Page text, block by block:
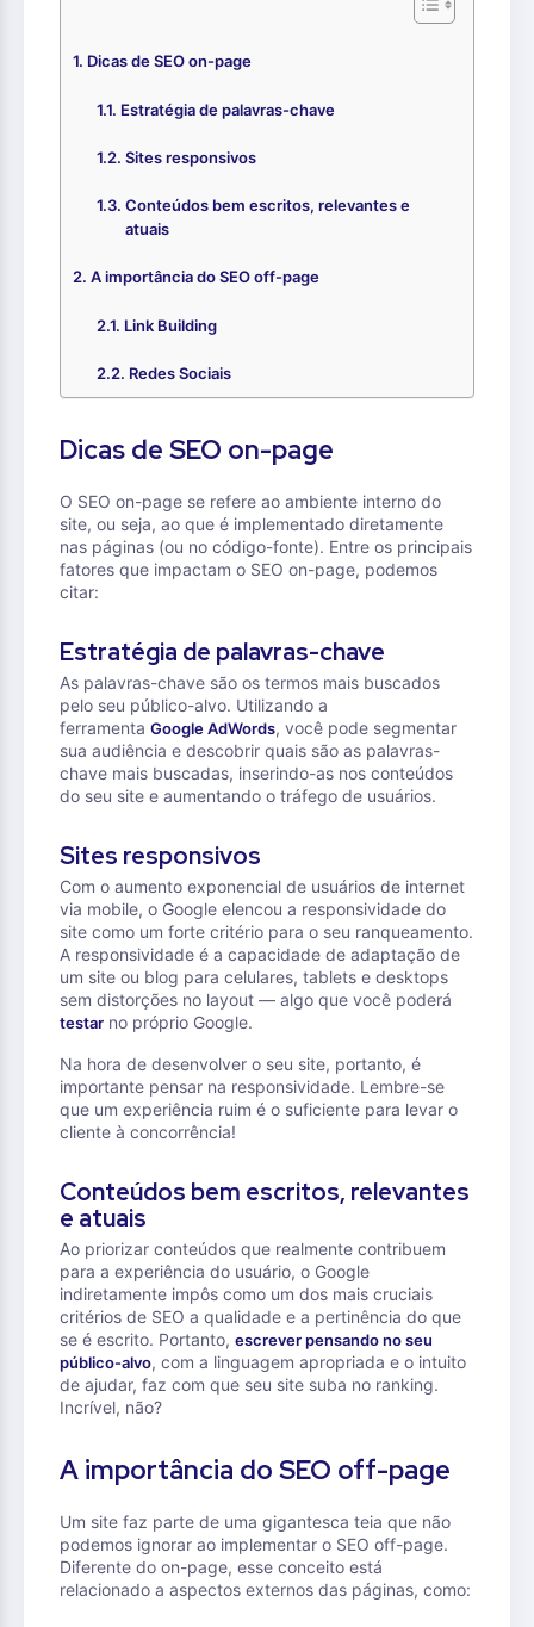
Dicas de SEO on-page
Estratégia de palavras-chave
Sites responsivos
Conteúdos bem escritos, relevantes e
atuais
A importância do SEO off-page
Link Building
Redes Sociais
Dicas de SEO on-page
O SEO on-page se refere ao ambiente interno do
site, ou seja, ao que é implementado diretamente
nas páginas (ou no código-fonte). Entre os principais
fatores que impactam o SEO on-page, podemos
citar:
Estratégia de palavras-chave
As palavras-chave são os termos mais buscados
pelo seu público-alvo. Utilizando a
ferramenta Google AdWords, você pode segmentar
sua audiência e descobrir quais são as palavras-
chave mais buscadas, inserindo-as nos conteúdos
do seu site e aumentando o tráfego de usuários.
Sites responsivos
Com o aumento exponencial de usuários de internet
via mobile, o Google elencou a responsividade do
site como um forte critério para o seu ranqueamento.
A responsividade é a capacidade de adaptação de
um site ou blog para celulares, tablets e desktops
sem distorções no layout — algo que você poderá
testar no próprio Google.
Na hora de desenvolver o seu site, portanto, é
importante pensar na responsividade. Lembre-se
que um experiência ruim é o suficiente para levar o
cliente à concorrência!
Conteúdos bem escritos, relevantes
e atuais
Ao priorizar conteúdos que realmente contribuem
para a experiência do usuário, o Google
indiretamente impôs como um dos mais cruciais
critérios de SEO a qualidade e a pertinência do que
se é escrito. Portanto, escrever pensando no seu
público-alvo, com a linguagem apropriada e o intuito
de ajudar, faz com que seu site suba no ranking.
Incrível, não?
A importância do SEO off-page
Um site faz parte de uma gigantesca teia que não
podemos ignorar ao implementar o SEO off-page.
Diferente do on-page, esse conceito está
relacionado a aspectos externos das páginas, como: